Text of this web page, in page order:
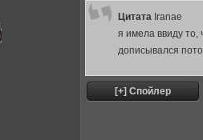
Цитата Iranae
я имела ввиду то,
дописывался